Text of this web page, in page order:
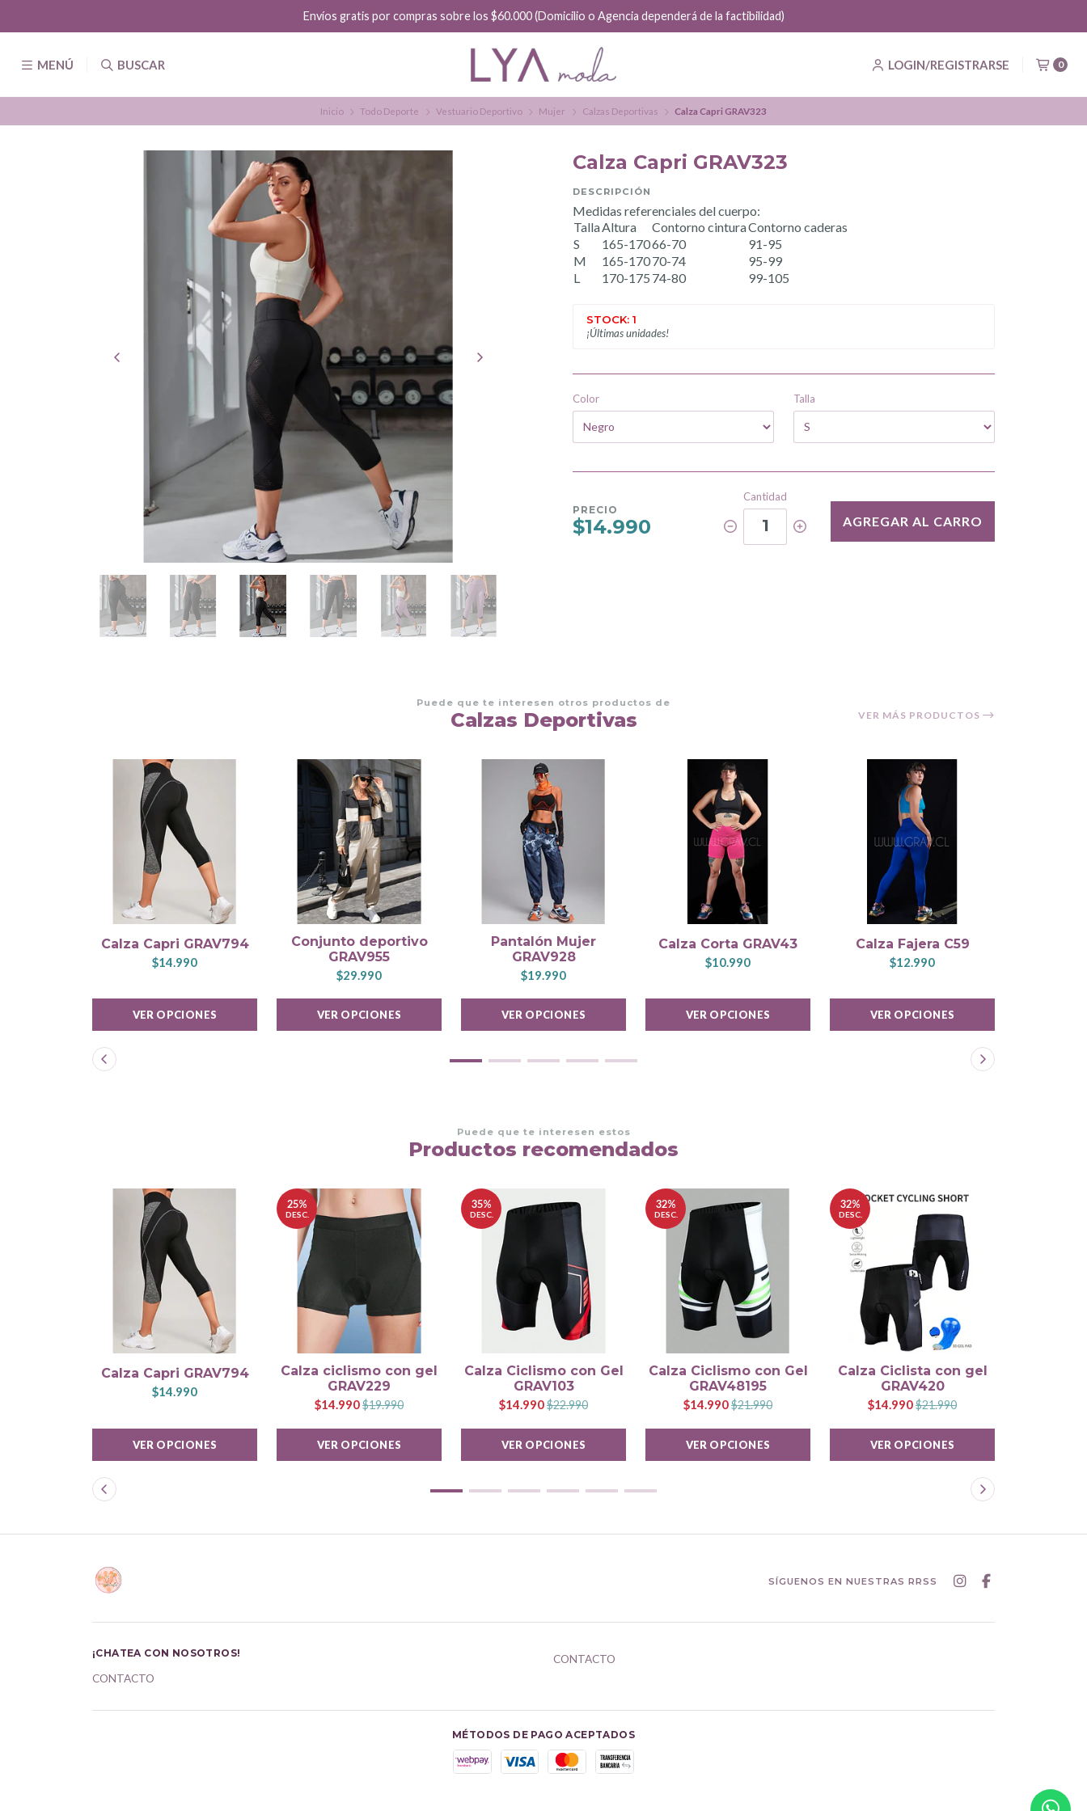
MENÚ BUSCAR LOGIN/REGISTRARSE 0
Envíos gratis por compras sobre los $60.000 (Domicilio o Agencia dependerá de la factibilidad)
Inicio Todo Deporte Vestuario Deportivo Mujer Calzas Deportivas Calza Capri GRAV323
Calza Capri GRAV323
DESCRIPCIÓN
Medidas referenciales del cuerpo:
TallaAltura Contorno cinturaContorno caderas
S
165-17066-70
91-95
M
165-17070-74
95-99
L
170-175 74-80 99-105
STOCK: 1
¡Últimas unidades!
Color Talla
PRECIO
$14.990
Cantidad
1 AGREGAR AL CARRO
Puede que te interesen otros productos de
Calzas Deportivas VER MÁS PRODUCTOS
Calza Capri GRAV794
$14.990
VER OPCIONES
Conjunto deportivo
GRAV955
$29.990
VER OPCIONES
Pantalón Mujer
GRAV928
$19.990
VER OPCIONES
Calza Corta GRAV43
$10.990
VER OPCIONES
Calza Fajera C59
$12.990
VER OPCIONES
Puede que te interesen estos
Productos recomendados
Calza Capri GRAV794
$14.990
VER OPCIONES
25%
DESC.
Calza ciclismo con gel
GRAV229
$14.990$19.990
VER OPCIONES
35%
DESC.
Calza Ciclismo con Gel
GRAV103
$14.990$22.990
VER OPCIONES
32%
DESC.
Calza Ciclismo con Gel
GRAV48195
$14.990$21.990
VER OPCIONES
32%
DESC.
Calza Ciclista con gel
GRAV420
$14.990$21.990
VER OPCIONES
SÍGUENOS EN NUESTRAS RRSS
¡CHATEA CON NOSOTROS!
CONTACTO
CONTACTO
MÉTODOS DE PAGO ACEPTADOS